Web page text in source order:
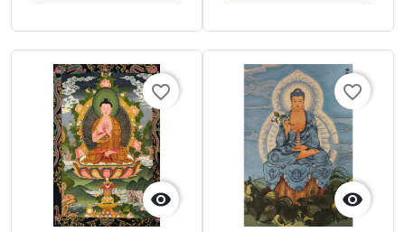

favorite_border

favorite_border